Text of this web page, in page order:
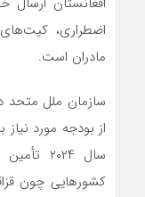
اضطراری،
مادران است.
از بودجه مورد
سال
کشورهایی چون